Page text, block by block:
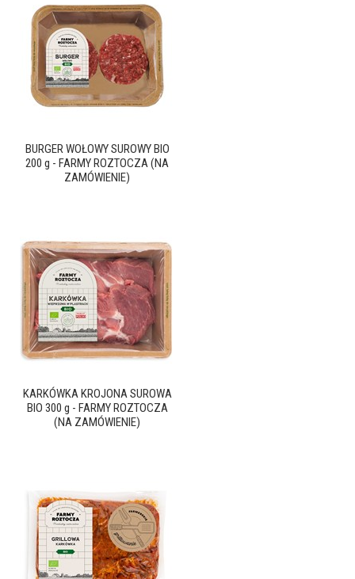
BURGER WOŁOWY SUROWY BIO
200 g - FARMY ROZTOCZA (NA
ZAMÓWIENIE)
KARKÓWKA KROJONA SUROWA
BIO 300 g - FARMY ROZTOCZA
(NA ZAMÓWIENIE)